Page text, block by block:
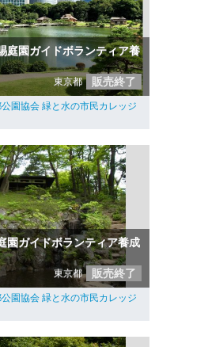
園ガイドボランティア養
東京都 販売終了
園協会 緑と水の市民カレッジ
ガイドボランティア養成
東京都 販売終了
園協会 緑と水の市民カレッジ